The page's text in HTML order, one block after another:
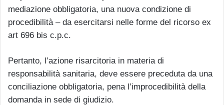
mediazione obbligatoria, una nuova condizione di
procedibilità – da esercitarsi nelle forme del ricorso ex
art 696 bis c.p.c.
Pertanto, l’azione risarcitoria in materia di
responsabilità sanitaria, deve essere preceduta da una
conciliazione obbligatoria, pena l’improcedibilità della
domanda in sede di giudizio.